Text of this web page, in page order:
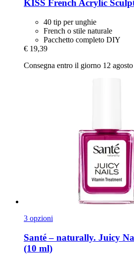
KISS French Acrylic
40 tip per unghie
French o stile naturale
Pacchetto completo DIY
€ 19,39
Consegna entro il giorno 12 agosto
3 opzioni
Santé – naturally. Juicy
(10 ml)